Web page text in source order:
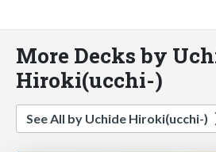
More Decks by
Hiroki(ucchi-)
See All by Uchide Hiroki(ucchi-)